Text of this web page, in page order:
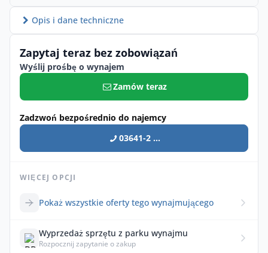
Opis i dane techniczne
Zapytaj teraz bez zobowiązań
Wyślij prośbę o wynajem
Zamów teraz
Zadzwoń bezpośrednio do najemcy
03641-2 ...
WIĘCEJ OPCJI
Pokaż wszystkie oferty tego wynajmującego
Wyprzedaż sprzętu z parku wynajmu
Rozpocznij zapytanie o zakup